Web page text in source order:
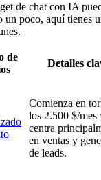
de chat con IA
un poco, aquí tienes
de
Detalles
Comienza en
los 2.500 $/mes
centra
en ventas y
de leads.